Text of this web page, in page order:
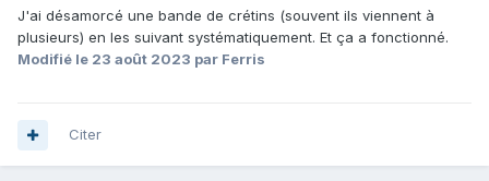
J'ai désamorcé une bande de crétins (souvent ils viennent à
plusieurs) en les suivant systématiquement. Et ça a fonctionné.
Modifié le 23 août 2023 par Ferris
Citer